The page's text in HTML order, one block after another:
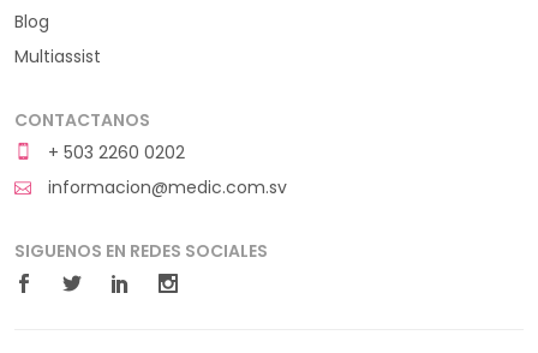
Blog
Multiassist
CONTACTANOS
+ 503 2260 0202
informacion@medic.com.sv
SIGUENOS EN REDES SOCIALES